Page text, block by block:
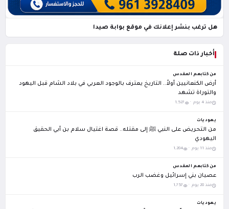
هل ترغب بنشر إعلانك في موقع بوابة صيدا
أخبار ذات صلة
من كتابهم المقدس
أرض الكنعانيين أولاً.. التاريخ يعترف بالوجود العربي في بلاد الشام قبل اليهود
والتوراة تشهد
منذ 4 يوم · 1,527
يهوديات
من التحريض على النبي ﷺ إلى مقتله.. قصة اغتيال سلام بن أبي الحقيق
اليهودي
منذ 11 يوم · 1,284
من كتابهم المقدس
عصيان بني إسرائيل وغضب الرب
منذ 28 يوم · 1,757
يهوديات